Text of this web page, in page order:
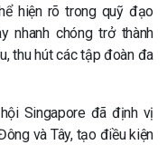
hiện rõ trong quỹ đạo
nhanh chóng trở thành
thu hút các tập đoàn đa
Singapore đã định vị
và Tây, tạo điều kiện